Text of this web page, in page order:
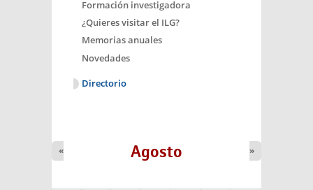
Formación investigadora
¿Quieres visitar el ILG?
Memorias anuales
Novedades
Directorio
Agosto
« »